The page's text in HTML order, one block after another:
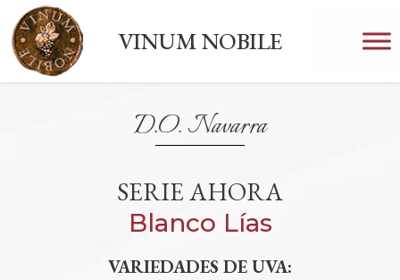
VINUM NOBILE
D.O. Navarra
SERIE AHORA
Blanco Lías
VARIEDADES DE UVA: